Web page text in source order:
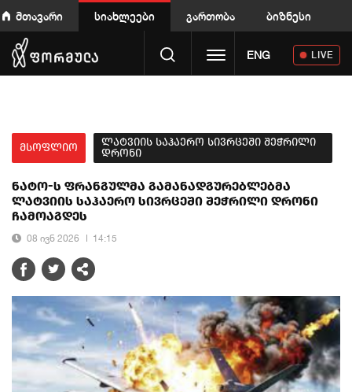
მთავარი სიახლეები გართობა ბიზნესი
Toggle navigation
ENG LIVE
მსოფლიო
ლატვიის საჰაერო სივრცეში შეჭრილი
დრონი
ნატო-ს ფრანგულმა გამანადგურებლებმა
ლატვიის საჰაერო სივრცეში შეჭრილი დრონი
ჩამოაგდეს
08 ივნ 2026 14:15